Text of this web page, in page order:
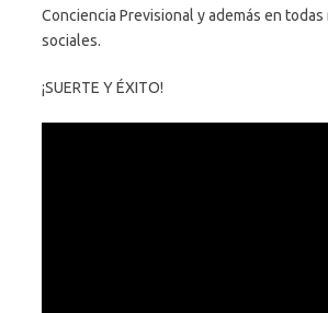
Conciencia Previsional y además en
sociales.
¡SUERTE Y ÉXITO!